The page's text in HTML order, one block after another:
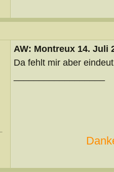
AW: Montreux 14. Juli
Da fehlt mir aber